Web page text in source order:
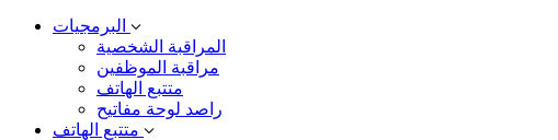
المراقبة الشخصية
مراقبة الموظفين
متتبع الهاتف
راصد لوحة مفاتيح